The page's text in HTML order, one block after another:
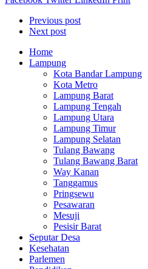
Previous post
Next post
Home
Lampung
Kota Bandar Lampung
Kota Metro
Lampung Barat
Lampung Tengah
Lampung Utara
Lampung Timur
Lampung Selatan
Tulang Bawang
Tulang Bawang Barat
Way Kanan
Tanggamus
Pringsewu
Pesawaran
Mesuji
Pesisir Barat
Seputar Desa
Kesehatan
Parlemen